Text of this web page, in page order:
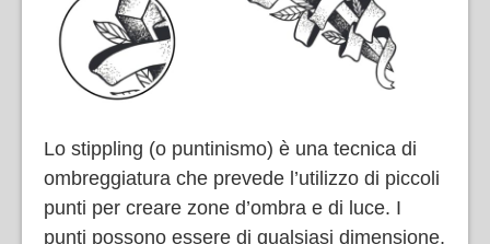
Lo stippling (o puntinismo) è una tecnica di
ombreggiatura che prevede l’utilizzo di piccoli
punti per creare zone d’ombra e di luce. I
punti possono essere di qualsiasi dimensione,